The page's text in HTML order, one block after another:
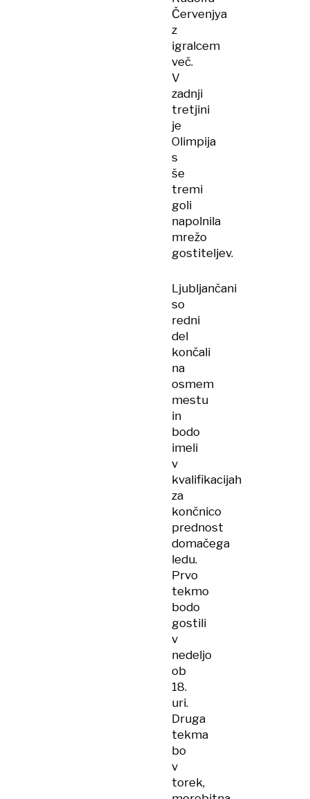
Červenjya
z
igralcem
več.
V
zadnji
tretjini
je
Olimpija
s
še
tremi
goli
napolnila
mrežo
gostiteljev.
Ljubljančani
so
redni
del
končali
na
osmem
mestu
in
bodo
imeli
v
kvalifikacijah
za
končnico
prednost
domačega
ledu.
Prvo
tekmo
bodo
gostili
v
nedeljo
ob
18.
uri.
Druga
tekma
bo
v
torek,